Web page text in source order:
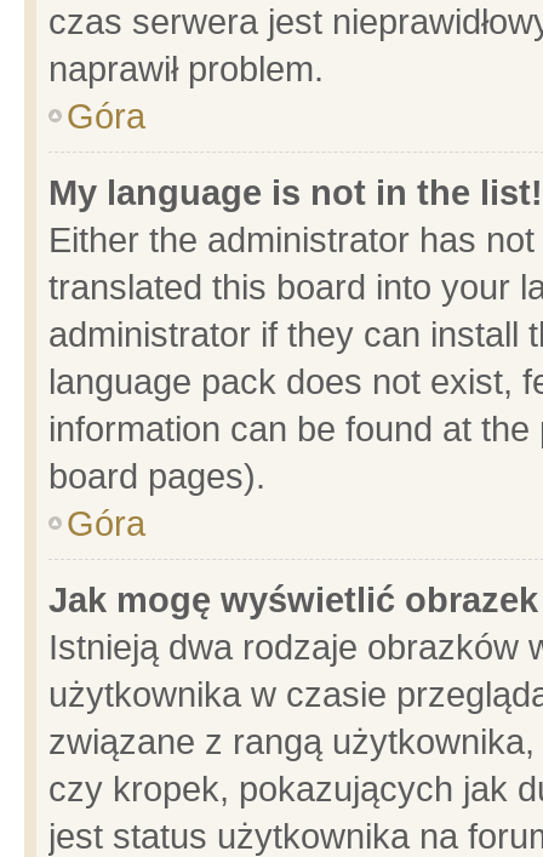
czas serwera jest
naprawił problem.
Góra
My language is not in the list!
Either the administrator has
translated this board into your
administrator if they can install
language pack does not exist,
information can be found at
board pages).
Góra
Jak mogę wyświetlić
Istnieją dwa rodzaje obrazków
użytkownika w czasie
związane z rangą
czy kropek, pokazujących jak
jest status użytkownika na